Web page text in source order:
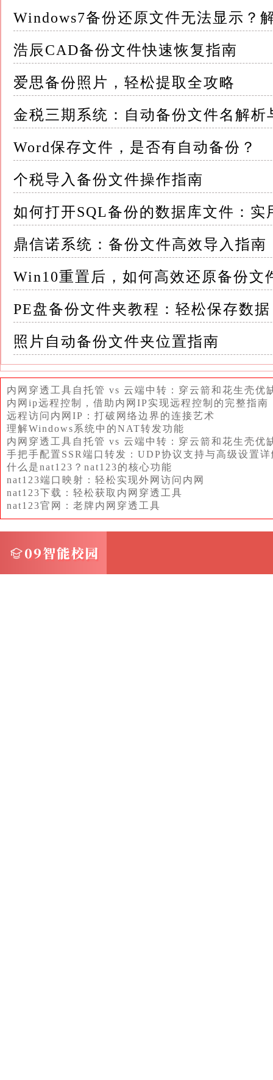
二、备份数据库或数据库文件的必要性 鉴于
得尤为重要
1.确保数据安全 备份是保护数据安全的重要
通过定期备份数据库或数据库文件，可以确保
2.业务连续性保障 备份不仅是为了应对突发
在数据库出现故障时，企业可以依靠备份数据
3.满足合规要求 许多行业和法规都要求企业
备份数据库或数据库文件可以帮助企业遵守相
4.提升灾难恢复能力 备份是灾难恢复计划的
通过备份数据，企业可以在灾难发生时迅速恢
三、备份策略与实践 为了确保备份的有效性
实践
1.选择合适的备份类型 备份类型通常包括全
全备份备份整个数据库或数据库文件，适用于
上次全备份以来发生变化的数据，适用于数据
志，适用于需要实时恢复的情况
企业应根据实际需求选择合适的备份类型，并
2.制定备份计划 备份计划应包括备份的频率
备份频率应根据数据变化的速度和重要性来确
Windows7备份还原文件无法显示？
浩辰CAD备份文件快速恢复指南
爱思备份照片，轻松提取全攻略
金税三期系统：自动备份文件名解析
Word保存文件，是否有自动备份？
个税导入备份文件操作指南
如何打开SQL备份的数据库文件：实
鼎信诺系统：备份文件高效导入指南
Win10重置后，如何高效还原备份文
PE盘备份文件夹教程：轻松保存数据
照片自动备份文件夹位置指南
内网穿透工具自托管 vs 云端中转：穿云箭和花生壳优
内网ip远程控制，借助内网IP实现远程控制的完整指南
远程访问内网IP：打破网络边界的连接艺术
理解Windows系统中的NAT转发功能
内网穿透工具自托管 vs 云端中转：穿云箭和花生壳优
手把手配置SSR端口转发：UDP协议支持与高级设置详
什么是nat123？nat123的核心功能
nat123端口映射：轻松实现外网访问内网
nat123下载：轻松获取内网穿透工具
nat123官网：老牌内网穿透工具